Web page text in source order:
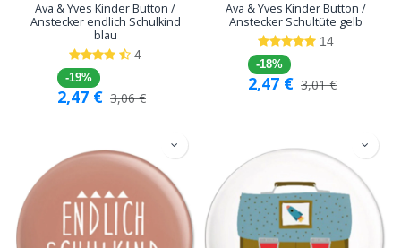
Ava & Yves Kinder Button /
Anstecker endlich Schulkind
blau
4
-19%
2,47 € 3,06€
Ava & Yves Kinder Button /
Anstecker Schultüte gelb
14
-18%
2,47 € 3,01€